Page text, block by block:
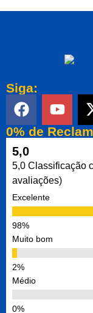
Siga:
0% de
5,0
5,0 Classificação
avaliações)
Excelente
Muito bom
Médio